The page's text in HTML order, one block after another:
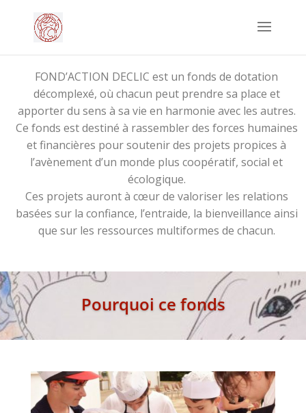
FOND’ACTION DECLIC est un fonds de dotation
décomplexé, où chacun peut prendre sa place et
apporter du sens à sa vie en harmonie avec les autres.
Ce fonds est destiné à rassembler des forces humaines
et financières pour soutenir des projets propices à
l’avènement d’un monde plus coopératif, social et
écologique.
Ces projets auront à cœur de valoriser les relations
basées sur la confiance, l’entraide, la bienveillance ainsi
que sur les ressources multiformes de chacun.
Pourquoi ce fonds